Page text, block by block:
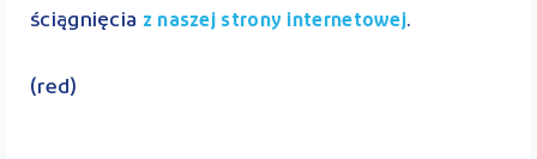
ściągnięcia z naszej strony internetowej.
(red)